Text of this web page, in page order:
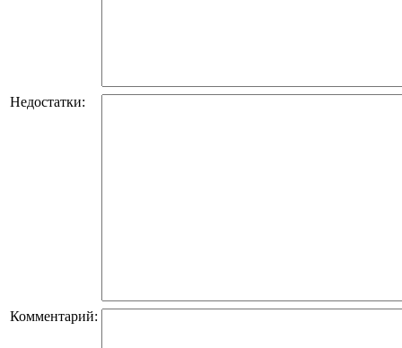
Недостатки:
Комментарий: